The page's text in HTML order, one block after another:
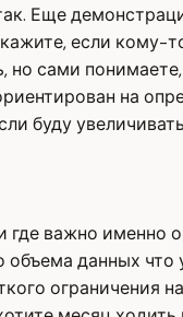
Еще
если кому-
но сами
на
буду
где важно именно
объема данных что
ограничения